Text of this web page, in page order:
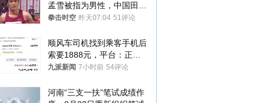
孟雪被指为男性，中国田协
默不作声
拳击时空 昨天07:04 51评论
顺风车司机找到乘客手机后
索要1888元，平台：正和
司机沟通协商
九派新闻 7小时前 54评论
河南“三支一扶”笔试成绩作